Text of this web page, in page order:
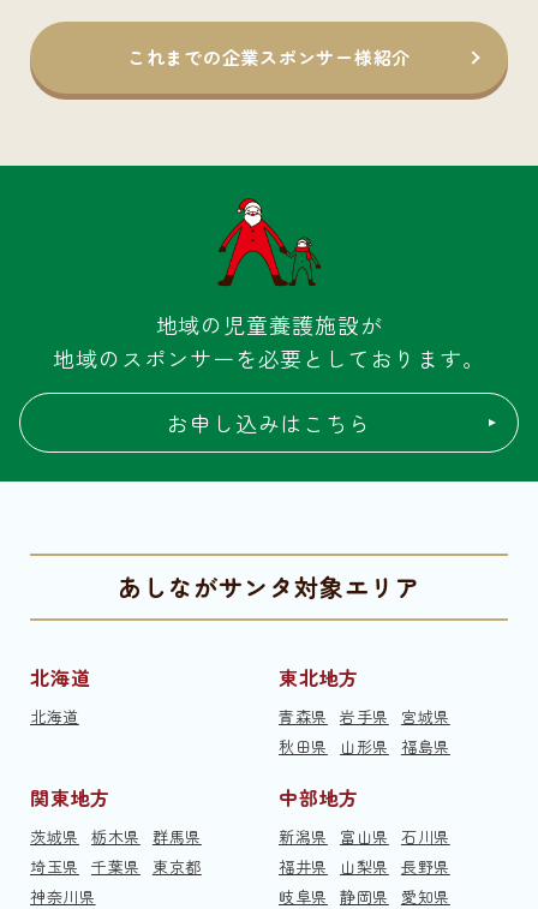
これまでの企業スポンサー様紹介
地域の児童養護施設が
地域のスポンサーを必要としております。
お申し込みはこちら
あしながサンタ対象エリア
北海道
北海道
東北地方
青森県 岩手県
宮城県
秋田県
山形県 福島県
関東地方
茨城県 栃木県
群馬県
埼玉県
千葉県
東京都
神奈川県
中部地方
新潟県 富山県
石川県
福井県
山梨県
長野県
岐阜県
静岡県 愛知県